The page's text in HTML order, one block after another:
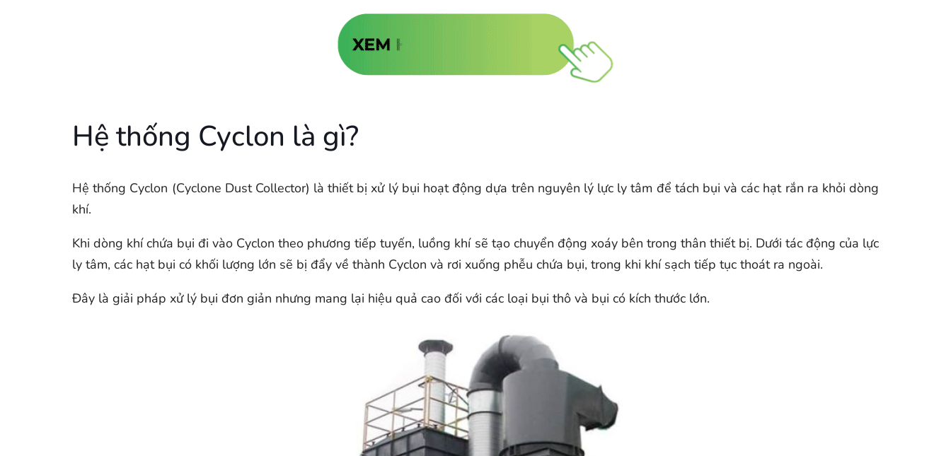
Hệ thống Cyclon là gì?
Hệ thống Cyclon (Cyclone Dust Collector) là thiết bị xử lý bụi hoạt động dựa trên nguyên lý lực ly tâm để tách bụi và các hạt rắn ra khỏi dòng
khí.
Khi dòng khí chứa bụi đi vào Cyclon theo phương tiếp tuyến, luồng khí sẽ tạo chuyển động xoáy bên trong thân thiết bị. Dưới tác động của lực
ly tâm, các hạt bụi có khối lượng lớn sẽ bị đẩy về thành Cyclon và rơi xuống phễu chứa bụi, trong khi khí sạch tiếp tục thoát ra ngoài.
Đây là giải pháp xử lý bụi đơn giản nhưng mang lại hiệu quả cao đối với các loại bụi thô và bụi có kích thước lớn.